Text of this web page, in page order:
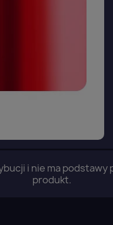
i nie ma podstawy
produkt.